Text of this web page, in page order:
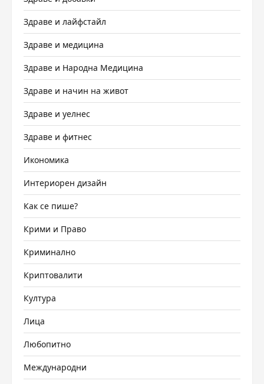
Здраве и лайфстайл
Здраве и медицина
Здраве и Народна Медицина
Здраве и начин на живот
Здраве и уелнес
Здраве и фитнес
Икономика
Интериорен дизайн
Как се пише?
Крими и Право
Криминално
Криптовалити
Култура
Лица
Любопитно
Международни